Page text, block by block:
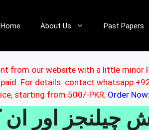
Home About Us Past Papers
from our website with a little minor
For details: contact whatsapp
starting from 500/-PKR; Order